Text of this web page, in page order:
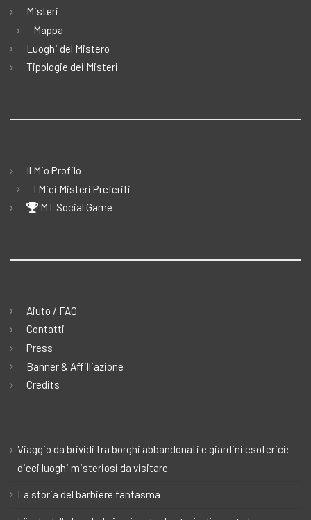
Misteri
Mappa
Luoghi del Mistero
Tipologie dei Misteri
Il Mio Profilo
I Miei Misteri Preferiti
MT Social Game
Aiuto / FAQ
Contatti
Press
Banner & Affilliazione
Credits
Viaggio da brividi tra borghi abbandonati e giardini esoterici:
dieci luoghi misteriosi da visitare
La storia del barbiere fantasma